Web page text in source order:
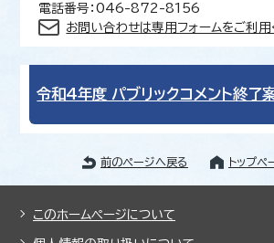
電話番号：046-872-8156
お問い合わせは専用フォームをご利用
令和4年度 パブリックコメント終了
前のページへ戻る トップペ
このホームページについて